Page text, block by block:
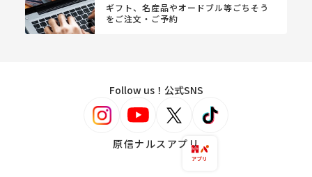
ギフト、名産品やオードブル等ごちそう
をご注文・ご予約
Follow us！公式SNS
原信ナルスアプリ